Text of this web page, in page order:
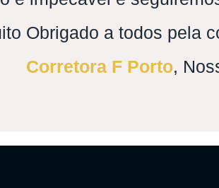
Obrigado a todos pela
Corretora F Porto,